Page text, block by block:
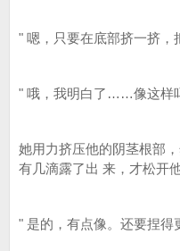
" 嗯，只要在底部挤一挤，
" 哦，我明白了……像这样
她用力挤压他的阴茎根部
有几滴露了出 来，才松开
" 是的，有点像。还要捏